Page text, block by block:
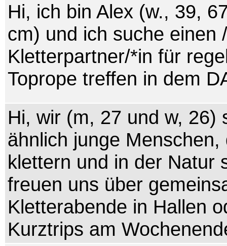
Hi, ich bin Alex (w., 39,
cm) und ich suche einen
Kletterpartner/*in für
Toprope treffen in dem
Hi, wir (m, 27 und w, 26)
ähnlich junge Menschen,
klettern und in der Natur
freuen uns über
Kletterabende in Hallen
Kurztrips am